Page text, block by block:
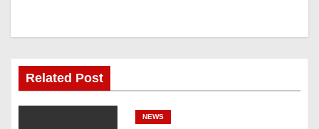
Related Post
NEWS